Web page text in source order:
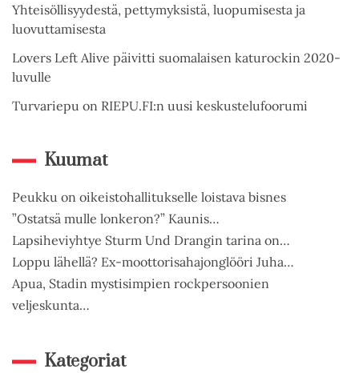
Yhteisöllisyydestä, pettymyksistä, luopumisesta ja
luovuttamisesta
Lovers Left Alive päivitti suomalaisen katurockin 2020-
luvulle
Turvariepu on RIEPU.FI:n uusi keskustelufoorumi
Kuumat
Peukku on oikeistohallitukselle loistava bisnes
”Ostatsä mulle lonkeron?” Kaunis…
Lapsiheviyhtye Sturm Und Drangin tarina on…
Loppu lähellä? Ex-moottorisahajonglööri Juha…
Apua, Stadin mystisimpien rockpersoonien
veljeskunta…
Kategoriat